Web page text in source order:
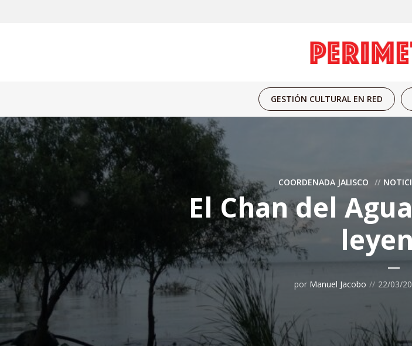
GESTIÓN CULTURAL EN RED
COORDENADA JALISCO
El Chan del
por Manuel Jacobo 22/03/